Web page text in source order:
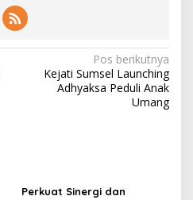
Pos berikutnya
Kejati Sumsel Launching
Adhyaksa Peduli Anak
Umang
Perkuat Sinergi dan